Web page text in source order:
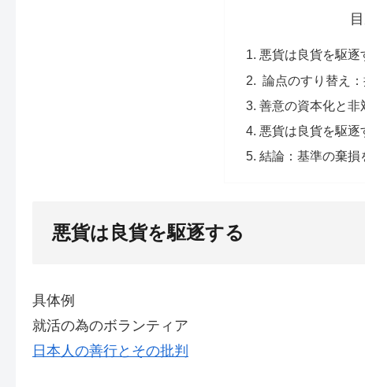
悪貨は良貨を駆逐
論点のすり替え
善意の資本化と非
悪貨は良貨を駆
結論：基準の棄損
悪貨は良貨を駆逐する
具体例
就活の為のボランティア
日本人の善行とその批判